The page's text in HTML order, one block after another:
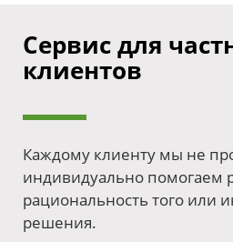
Сервис для
клиентов
Каждому клиенту мы не
индивидуально помогаем
рациональность того или
решения.